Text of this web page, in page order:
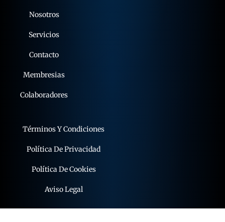
Términos Y Condiciones
Política De Privacidad
Política De Cookies
Aviso Legal
Nosotros
Servicios
Contacto
Membresias
Colaboradores